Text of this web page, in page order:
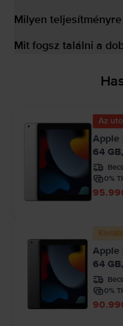
Milyen
Mit fogsz találni a
Az
Apple
64
0%
Apple
64
0%